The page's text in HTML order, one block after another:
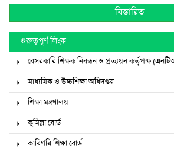
বিস্তারিত...
গুরুত্বপূর্ণ লিংক
বেসরকারি শিক্ষক নিবন্ধন ও প্রত্যয়ন কর্তৃপক্ষ
মাধ্যমিক ও উচ্চশিক্ষা অধিদপ্তর
শিক্ষা মন্ত্রণালয়
কুমিল্লা বোর্ড
কারিগরি শিক্ষা বোর্ড